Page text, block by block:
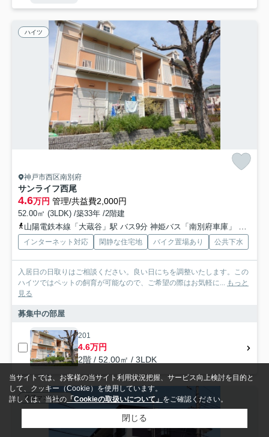
ハイツ
神戸市西区南別府
サンライフ西尾
4.6万円 管理/共益費2,000円
52.00㎡ (3LDK) /築33年 /2階建
山陽電鉄本線「大蔵谷」駅 バス9分 神姫バス「南別府車庫」 停歩3分
インターネット対応 閑静な住宅地 バイク置場あり 公共下水
入居日の日取りはご相談ください。良い日にちを調整いたします。この
ハイツではペットの飼育が可能なので、ご希望の際はお気軽に...
もっと
見る
募集中の部屋
201
4.6万円
2階 / 52.00㎡ / 3LDK
賃貸マンション
当サイトでは、お客様の当サイト利用状況把握、サービス向上検討を目的と
して、クッキー（Cookie）を使用しています。
詳しくは、当社の 「Cookieの取扱いについて」 をご確認ください。
閉じる